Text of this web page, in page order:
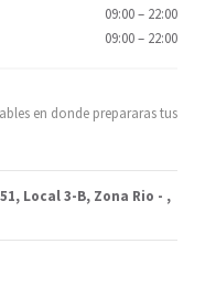
en donde prepararas tus
Local 3-B, Zona Rio - ,
09:00– 22:00
09:00– 22:00